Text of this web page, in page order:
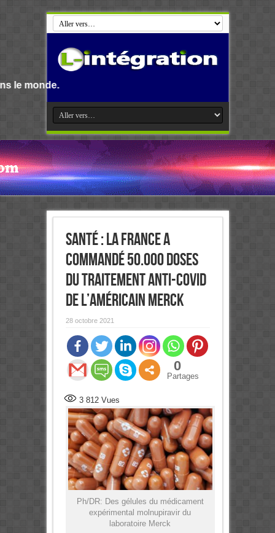
Santé : LA FRANCE A
COMMANDÉ 50.000 DOSES
DU TRAITEMENT ANTI-COVID
DE L’AMÉRICAIN MERCK
28 octobre 2021
0
Partages
3 812Vues
Ph/DR: Des gélules du médicament
expérimental molnupiravir du
laboratoire Merck